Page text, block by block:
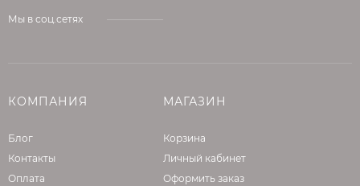
Мы в соц.сетях
КОМПАНИЯ
Блог
Контакты
Оплата
МАГАЗИН
Корзина
Личный кабинет
Оформить заказ